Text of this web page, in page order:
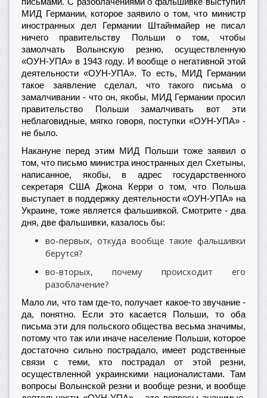
МИД Германии, которое заявило о том, что министр
иностранных дел Германии Штайнмайер не писал
ничего правительству Польши о том, чтобы
замолчать Волынскую резню, осуществленную
«ОУН-УПА» в 1943 году. И вообще о негативной этой
деятельности «ОУН-УПА». То есть, МИД Германии
такое заявление сделал, что такого письма о
замалчивании - что он, якобы, МИД Германии просил
правительство Польши замалчивать вот эти
неблаговидные, мягко говоря, поступки «ОУН-УПА» -
не было.
Накануне перед этим МИД Польши тоже заявил о
том, что письмо министра иностранных дел Схетыны,
написанное, якобы, в адрес государственного
секретаря США Джона Керри о том, что Польша
выступает в поддержку деятельности «ОУН-УПА» на
Украине, тоже является фальшивкой. Смотрите - два
дня, две фальшивки, казалось бы:
во-первых, откуда вообще такие фальшивки
берутся?
во-вторых, почему происходит его
разоблачение?
Мало ли, что там где-то, получает какое-то звучание -
да, понятно. Если это касается Польши, то оба
письма эти для польского общества весьма значимы,
потому что так или иначе население Польши, которое
достаточно сильно пострадало, имеет родственные
связи с теми, кто пострадал от этой резни,
осуществленной украинскими националистами. Там
вопросы Волынской резни и вообще резни, и вообще